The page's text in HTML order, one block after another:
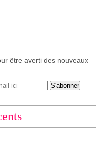
être averti des nouveaux